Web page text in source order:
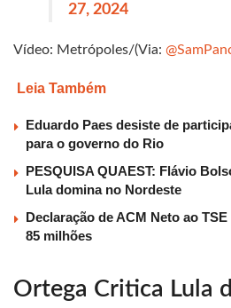
27, 2024
Vídeo: Metrópoles/(Via:
Leia Também
Eduardo Paes desiste de
para o governo do Rio
PESQUISA QUAEST: Flávio
Lula domina no Nordeste
Declaração de ACM Neto ao
85 milhões
Ortega Critica Lula